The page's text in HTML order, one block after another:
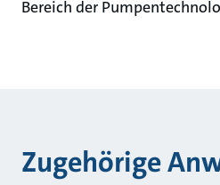
Bereich der
Zugehörige